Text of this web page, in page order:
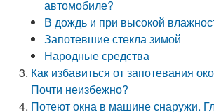
автомобиле?
В дождь и при высокой
Запотевшие стекла зимой
Народные средства
Как избавиться от запотевания
Почти неизбежно?
Потеют окна в машине снаружи.